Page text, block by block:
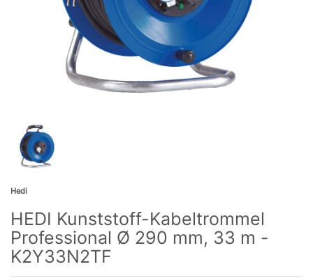
Hedi
HEDI Kunststoff-Kabeltrommel
Professional Ø 290 mm, 33 m -
K2Y33N2TF